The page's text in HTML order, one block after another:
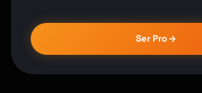
Ser Pro